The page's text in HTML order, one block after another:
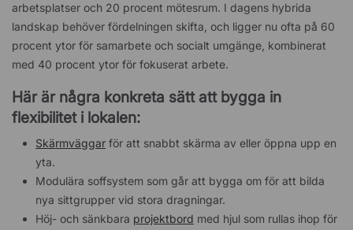
arbetsplatser och 20 procent mötesrum. I dagens hybrida
landskap behöver fördelningen skifta, och ligger nu ofta på 60
procent ytor för samarbete och socialt umgänge, kombinerat
med 40 procent ytor för fokuserat arbete.
Här är några konkreta sätt att bygga in
flexibilitet i lokalen:
Skärmväggar för att snabbt skärma av eller öppna upp en
yta.
Modulära soffsystem som går att bygga om för att bilda
nya sittgrupper vid stora dragningar.
Höj- och sänkbara projektbord med hjul som rullas ihop för